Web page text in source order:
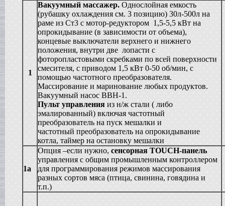
Пищевой насос
в г. Волгоград
Вакуумный миксер-гомогенизатор
в г. Владимир
Вакуумная емкость
в г. Дмитров
Варочный котел
в г. Вологду
Сироповарочный котел
в г. Ковров
Смеситель типа "Пьяная бочка"
в г. Воронеж
Жиротопка
в г. Воронеж
Вакуумный реактор
Диссольвер
в г. Саратов
Вакуум-выпарной аппарат
Вакуумный миксер-гомогенизатор
в г. Челябинск
1
Вакуумный массажер. Однослойная емкость
(рубашку охлаждения см. 3 позицию) 30л-500л на
раме из Ст3 с мотор-редуктором 1,5-5,5 кВт на
опрокидывание (в зависимости от объема),
концевые выключатели верхнего и нижнего
положения, внутри две лопасти с
фоторопластовыми скребками по всей поверхности
смесителя, с приводом 1,5 кВт 0-50 об/мин, с
помощью частотного преобразователя.
Массирование и маринование любых продуктов.
Вакуумный насос ВВН-1.
Пульт управления из н/ж стали ( либо
эмалированный) включая частотный
преобразователь на пуск мешалки и
частотный преобразователь на опрокидывание
котла, таймер на остановку мешалки
1а
Опция –если нужно, сенсорная TOUCH-панель
управления с общим промышленным контроллером
для программирования режимов массирования
разных сортов мяса (птица, свинина, говядина и
т.п.)